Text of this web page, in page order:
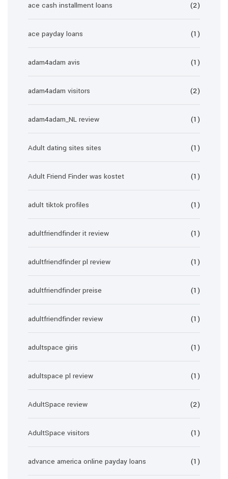
ace cash installment loans (2)
ace payday loans (1)
adam4adam avis (1)
adam4adam visitors (2)
adam4adam_NL review (1)
Adult dating sites sites (1)
Adult Friend Finder was kostet (1)
adult tiktok profiles (1)
adultfriendfinder it review (1)
adultfriendfinder pl review (1)
adultfriendfinder preise (1)
adultfriendfinder review (1)
adultspace giris (1)
adultspace pl review (1)
AdultSpace review (2)
AdultSpace visitors (1)
advance america online payday loans (1)